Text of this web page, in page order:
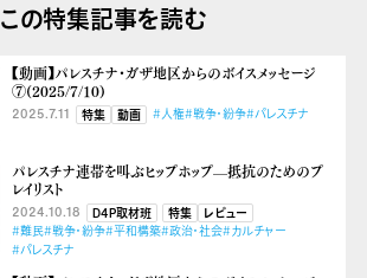
この特集記事を読む
【動画】パレスチナ・ガザ地区からのボイスメッセージ
⑦(2025/7/10)
2025.7.11 特集 動画 #人権#戦争・紛争#パレスチナ
パレスチナ連帯を叫ぶヒップホップ––抵抗のためのプ
レイリスト
2024.10.18 D4P取材班 特集
レビュー
#難民#戦争・紛争#平和構築#政治・社会#カルチャー
#パレスチナ